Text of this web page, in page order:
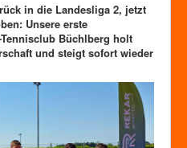
in die Landesliga 2, jetzt
Unsere erste
Büchlberg holt
und steigt sofort wieder